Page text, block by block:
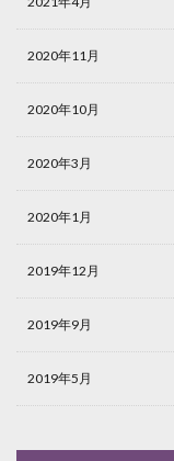
2020年11月
2020年10月
2020年3月
2020年1月
2019年12月
2019年9月
2019年5月